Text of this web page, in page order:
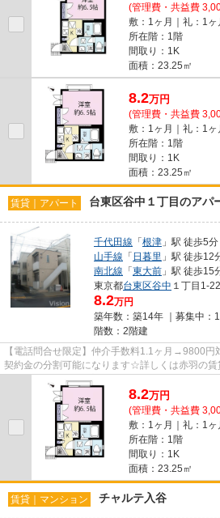
(管理費・共益費
敷：1ヶ月｜礼：1ヶ
所在階：1階
間取り：1K
面積：23.25㎡
8.2万円
(管理費・共益費
敷：1ヶ月｜礼：1ヶ
所在階：1階
間取り：1K
面積：23.25㎡
賃貸｜アパート 台東区谷中１丁目のアパ
千代田線 「根津 」駅 徒歩5分
山手線 「 日暮里 」駅 徒歩12
南北線 「東大前 」駅 徒歩15
東京都台東区谷中 １丁目1-22
8.2万円
築年数：築14年 ｜募集中：
階数：2階建
【電話問合せ限定】仲介手数料1.1ヶ月→9800
契約金の分割可能になります☆詳しくは赤羽の
4177】VISION赤羽店までご連絡下さい！！
8.2万円
(管理費・共益費
敷：1ヶ月｜礼：1ヶ
所在階：1階
間取り：1K
面積：23.25㎡
賃貸｜マンション チャルテ入谷